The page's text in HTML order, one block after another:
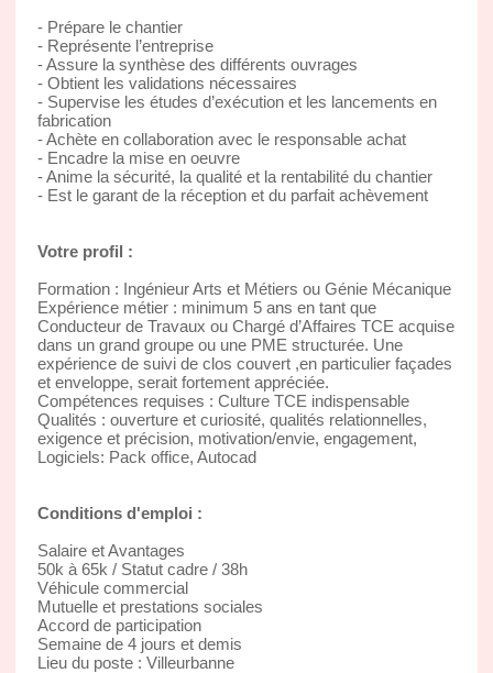
- Prépare le chantier
- Représente l’entreprise
- Assure la synthèse des différents ouvrages
- Obtient les validations nécessaires
- Supervise les études d’exécution et les lancements en
fabrication
- Achète en collaboration avec le responsable achat
- Encadre la mise en oeuvre
- Anime la sécurité, la qualité et la rentabilité du chantier
- Est le garant de la réception et du parfait achèvement
Votre profil :
Formation : Ingénieur Arts et Métiers ou Génie Mécanique
Expérience métier : minimum 5 ans en tant que
Conducteur de Travaux ou Chargé d’Affaires TCE acquise
dans un grand groupe ou une PME structurée. Une
expérience de suivi de clos couvert ,en particulier façades
et enveloppe, serait fortement appréciée.
Compétences requises : Culture TCE indispensable
Qualités : ouverture et curiosité, qualités relationnelles,
exigence et précision, motivation/envie, engagement,
Logiciels: Pack office, Autocad
Conditions d'emploi :
Salaire et Avantages
50k à 65k / Statut cadre / 38h
Véhicule commercial
Mutuelle et prestations sociales
Accord de participation
Semaine de 4 jours et demis
Lieu du poste : Villeurbanne